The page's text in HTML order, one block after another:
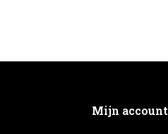
Mijn account